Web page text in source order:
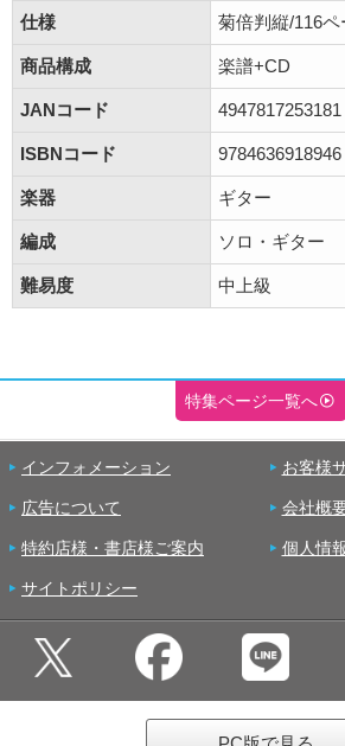
仕様 菊倍判縦/116ペ
商品構成 楽譜+CD
JANコード 4947817253181
ISBNコード 9784636918946
楽器 ギター
編成 ソロ・ギター
難易度 中上級
特集ページ一覧へ
インフォメーション お客様
広告について 会社概
特約店様・書店様ご案内 個人情
サイトポリシー